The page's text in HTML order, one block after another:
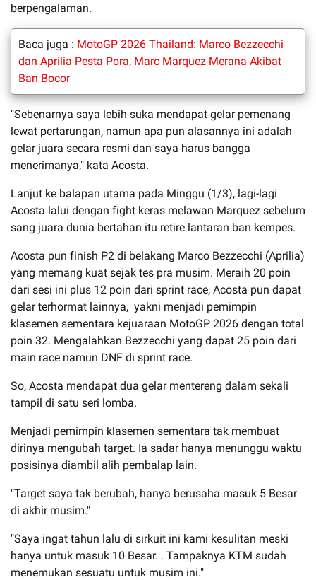
berpengalaman.
Baca juga : MotoGP 2026 Thailand: Marco Bezzecchi
dan Aprilia Pesta Pora, Marc Marquez Merana Akibat
Ban Bocor
"Sebenarnya saya lebih suka mendapat gelar pemenang
lewat pertarungan, namun apa pun alasannya ini adalah
gelar juara secara resmi dan saya harus bangga
menerimanya," kata Acosta.
Lanjut ke balapan utama pada Minggu (1/3), lagi-lagi
Acosta lalui dengan fight keras melawan Marquez sebelum
sang juara dunia bertahan itu retire lantaran ban kempes.
Acosta pun finish P2 di belakang Marco Bezzecchi (Aprilia)
yang memang kuat sejak tes pra musim. Meraih 20 poin
dari sesi ini plus 12 poin dari sprint race, Acosta pun dapat
gelar terhormat lainnya, yakni menjadi pemimpin
klasemen sementara kejuaraan MotoGP 2026 dengan total
poin 32. Mengalahkan Bezzecchi yang dapat 25 poin dari
main race namun DNF di sprint race.
So, Acosta mendapat dua gelar mentereng dalam sekali
tampil di satu seri lomba.
Menjadi pemimpin klasemen sementara tak membuat
dirinya mengubah target. Ia sadar hanya menunggu waktu
posisinya diambil alih pembalap lain.
"Target saya tak berubah, hanya berusaha masuk 5 Besar
di akhir musim."
"Saya ingat tahun lalu di sirkuit ini kami kesulitan meski
hanya untuk masuk 10 Besar. . Tampaknya KTM sudah
menemukan sesuatu untuk musim ini."